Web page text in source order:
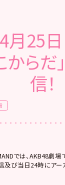
25日
から
信！
では、AKB48劇
及び当日24時にアー